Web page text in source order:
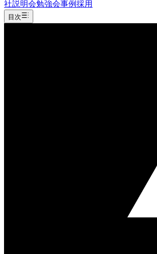
社説明会勉強会事例採用
目次